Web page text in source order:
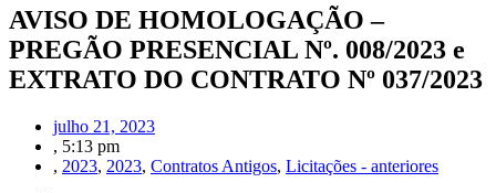
AVISO DE HOMOLOGAÇÃO –
PREGÃO PRESENCIAL Nº. 008/2023 e
EXTRATO DO CONTRATO Nº 037/2023
julho 21, 2023
, 5:13 pm
, 2023, 2023, Contratos Antigos, Licitações - anteriores